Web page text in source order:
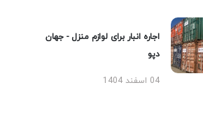
اجاره انبار برای لوازم منزل - جهان
دپو
04 اسفند 1404